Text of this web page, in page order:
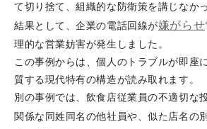
て切り捨て、組織的な防衛策を講じなか
結果として、企業の電話回線が嫌がらせ
理的な営業妨害が発生しました。
この事例からは、個人のトラブルが即座
質する現代特有の構造が読み取れます。
別の事例では、飲食店従業員の不適切な
関係な同姓同名の他社員や、似た店名の